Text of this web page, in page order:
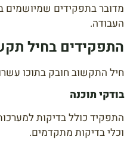
מדובר בתפקידים שמיושמים
העבודה.
התפקידים בחיל
חיל התקשוב חובק בתוכו
בודקי תוכנה
התפקיד כולל בדיקות
וכלי בדיקות מתקדמים.